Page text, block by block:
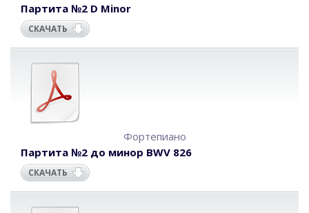
Партита №2 D Minor
СКАЧАТЬ
Фортепиано
Партита №2 до минор BWV 826
СКАЧАТЬ